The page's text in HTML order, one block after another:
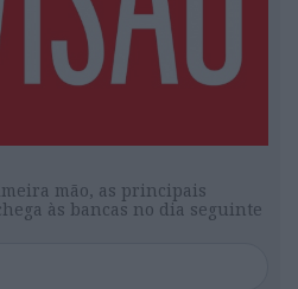
mão, as principais
às bancas no dia seguinte